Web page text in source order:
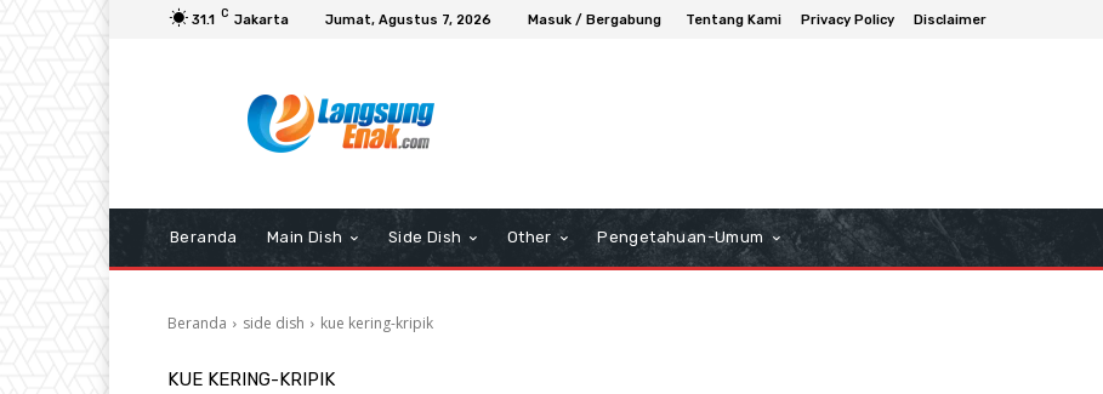
31.1 C Jakarta Jumat, Agustus 7, 2026 Masuk / Bergabung Tentang Kami Privacy Policy Disclaimer
Beranda Main Dish Side Dish Other Pengetahuan-Umum
Beranda side dish kue kering-kripik
KUE KERING-KRIPIK